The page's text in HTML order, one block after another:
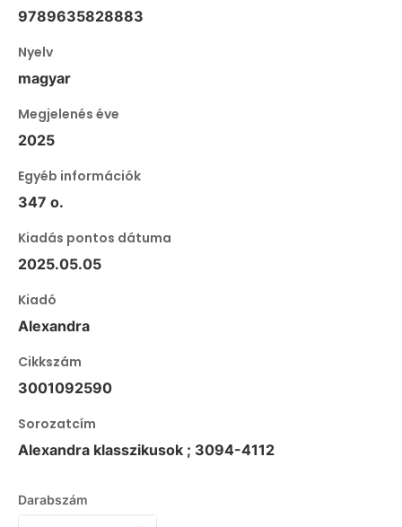
9789635828883
Nyelv
magyar
Megjelenés éve
2025
Egyéb információk
347 o.
Kiadás pontos dátuma
2025.05.05
Kiadó
Alexandra
Cikkszám
3001092590
Sorozatcím
Alexandra klasszikusok ; 3094-4112
Darabszám